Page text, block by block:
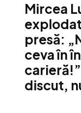
Mircea
presă:
ceva în
discut,